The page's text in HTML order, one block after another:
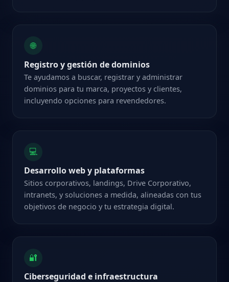
🌐
Registro y gestión de dominios
Te ayudamos a buscar, registrar y administrar
dominios para tu marca, proyectos y clientes,
incluyendo opciones para revendedores.
💻
Desarrollo web y plataformas
Sitios corporativos, landings, Drive Corporativo,
intranets, y soluciones a medida, alineadas con tus
objetivos de negocio y tu estrategia digital.
🔐
Ciberseguridad e infraestructura